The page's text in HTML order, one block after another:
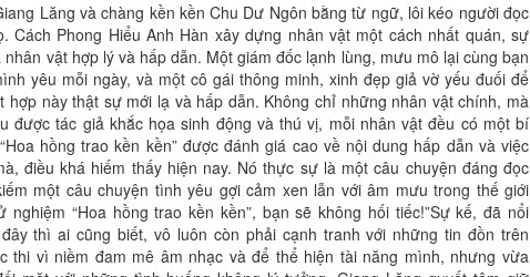
Lăng và chàng kền kền Chu Dư Ngôn bằng từ ngữ, lôi kéo người đọc
Cách Phong Hiểu Anh Hàn xây dựng nhân vật một cách nhất quán, sự
vật hợp lý và hấp dẫn. Một giám đốc lạnh lùng, mưu mô lại cùng bạn
yêu mỗi ngày, và một cô gái thông minh, xinh đẹp giả vờ yếu đuối để
hợp này thật sự mới lạ và hấp dẫn. Không chỉ những nhân vật chính, mà
được tác giả khắc họa sinh động và thú vị, mỗi nhân vật đều có một bí
hồng trao kền kền” được đánh giá cao về nội dung hấp dẫn và việc
điều khá hiếm thấy hiện nay. Nó thực sự là một câu chuyện đáng đọc
một câu chuyện tình yêu gợi cảm xen lẫn với âm mưu trong thế giới
nghiệm “Hoa hồng trao kền kền”, bạn sẽ không hối tiếc!”Sự kế, đã nổi
thì ai cũng biết, vô luôn còn phải cạnh tranh với những tin đồn trên
thi vì niềm đam mê âm nhạc và để thể hiện tài năng mình, nhưng vừa